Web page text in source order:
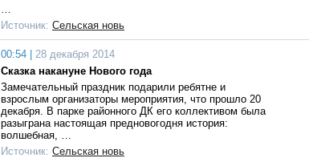
…
Источник: Сельская новь
00:54 |
28 декабря 2014
Сказка накануне Нового года
Замечательный праздник подарили ребятне и
взрослым организаторы мероприятия, что прошло 20
декабря. В парке районного ДК его коллективом была
разыграна настоящая предновогодня история:
волшебная, …
Источник: Сельская новь